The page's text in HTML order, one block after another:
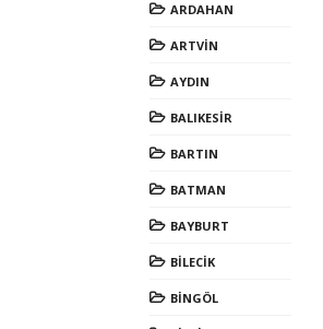
ARDAHAN
ARTVİN
AYDIN
BALIKESİR
BARTIN
BATMAN
BAYBURT
BİLECİK
BİNGÖL